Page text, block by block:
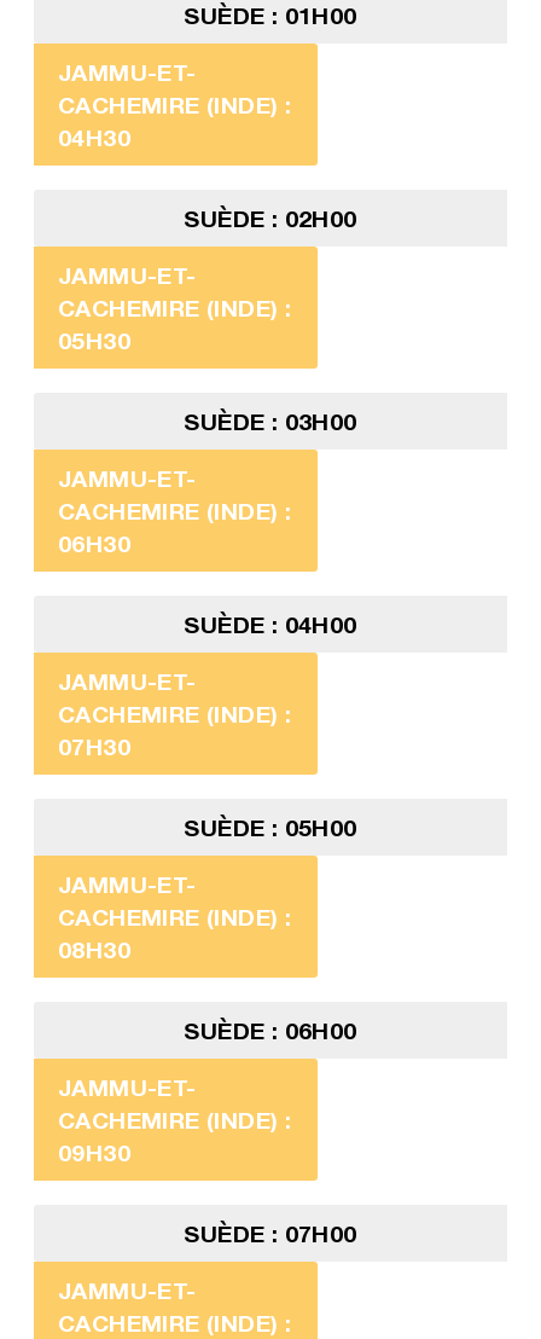
SUÈDE : 01H00
JAMMU-ET-
CACHEMIRE (INDE) :
04H30
SUÈDE : 02H00
JAMMU-ET-
CACHEMIRE (INDE) :
05H30
SUÈDE : 03H00
JAMMU-ET-
CACHEMIRE (INDE) :
06H30
SUÈDE : 04H00
JAMMU-ET-
CACHEMIRE (INDE) :
07H30
SUÈDE : 05H00
JAMMU-ET-
CACHEMIRE (INDE) :
08H30
SUÈDE : 06H00
JAMMU-ET-
CACHEMIRE (INDE) :
09H30
SUÈDE : 07H00
JAMMU-ET-
CACHEMIRE (INDE) :